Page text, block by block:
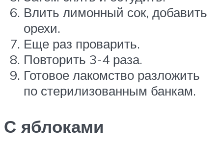
Влить лимонный сок, добавить
орехи.
Еще раз проварить.
Повторить 3-4 раза.
Готовое лакомство разложить
по стерилизованным банкам.
С яблоками